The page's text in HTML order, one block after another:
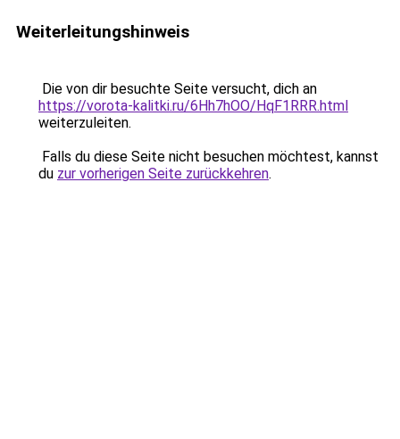
Weiterleitungshinweis
Die von dir besuchte Seite versucht, dich an
https://vorota-kalitki.ru/6Hh7hOO/HqF1RRR.html
weiterzuleiten.
Falls du diese Seite nicht besuchen möchtest, kannst
du zur vorherigen Seite zurückkehren.